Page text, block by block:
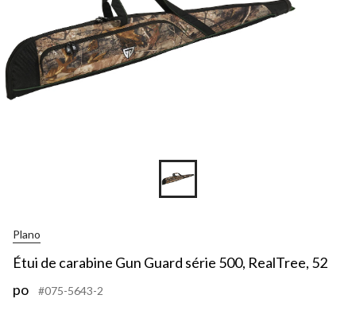
Plano
Étui de carabine Gun Guard série 500, RealTree, 52
po
#075-5643-2